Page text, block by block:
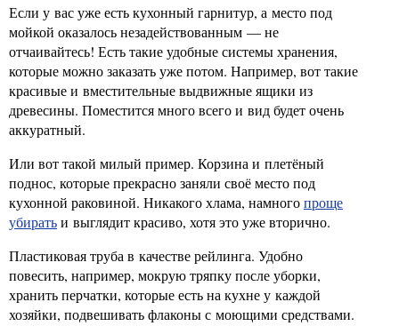
Если у вас уже есть кухонный гарнитур, а место под
мойкой оказалось незадействованным — не
отчаивайтесь! Есть такие удобные системы хранения,
которые можно заказать уже потом. Например, вот такие
красивые и вместительные выдвижные ящики из
древесины. Поместится много всего и вид будет очень
аккуратный.
Или вот такой милый пример. Корзина и плетёный
поднос, которые прекрасно заняли своё место под
кухонной раковиной. Никакого хлама, намногопроще
убиратьи выглядит красиво, хотя это уже вторично.
Пластиковая труба в качестве рейлинга. Удобно
повесить, например, мокрую тряпку после уборки,
хранить перчатки, которые есть на кухне у каждой
хозяйки, подвешивать флаконы с моющими средствами.